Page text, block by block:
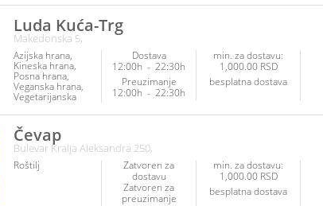
plodovi mora
Piletina Posna
hrana
Vegetarijanska
hrana Poslastice
Napici
Luda Kuća-Trg
Makedonska 5,
Azijska hrana
Kineska hrana
Posna hrana
Veganska hrana
Vegetarijanska
hrana
Dostava
12:00h - 22:30h
Preuzimanje
12:00h - 22:30h
min. za dostavu:
1,000.00 RSD
besplatna dostava
Čevap
Bulevar Kralja Aleksandra 250,
Roštilj
Zatvoren za
dostavu
Zatvoren za
preuzimanje
min. za dostavu:
1,000.00 RSD
besplatna dostava